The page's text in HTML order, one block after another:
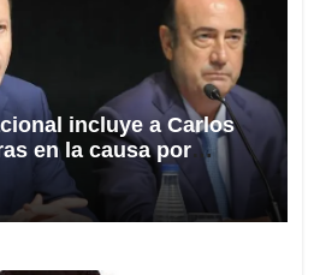
incluye a Carlos
en la causa por
en el rescate
a Tubos Reunidos